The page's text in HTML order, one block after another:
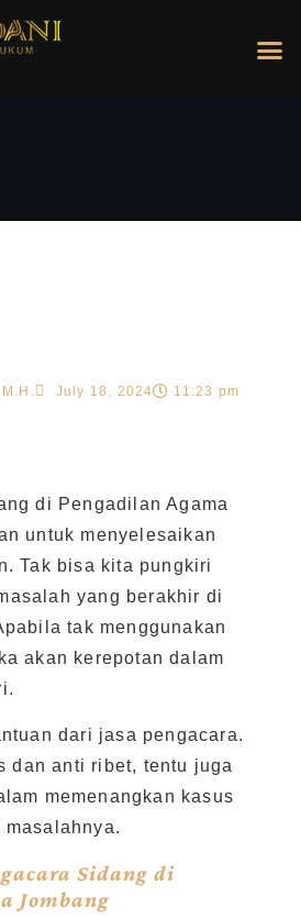
July 18, 2024 11:23 pm
di Pengadilan Agama
untuk menyelesaikan
Tak bisa kita pungkiri
yang berakhir di
tak menggunakan
akan kerepotan dalam
dari jasa pengacara.
dan anti ribet, tentu juga
memenangkan kasus
Sidang di
Jombang